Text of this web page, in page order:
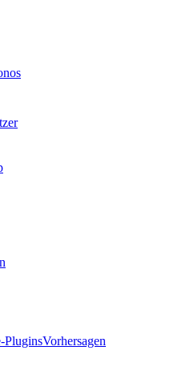
PluginsVorhersagen